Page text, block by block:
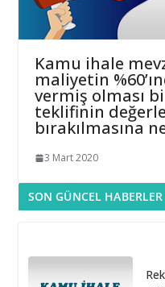
Kamu ihale
maliyetin
vermiş olması
teklifinin
bırakılmasına
3 Mart 2020
SON GÜNCEL HABERLER
3